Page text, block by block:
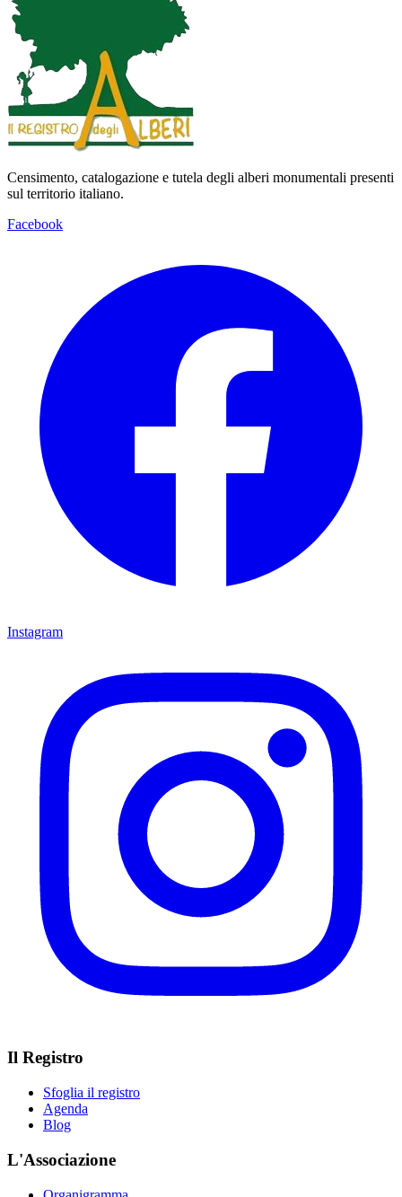
Censimento, catalogazione e tutela degli alberi monumentali presenti
sul territorio italiano.
Facebook
Instagram
Il Registro
Sfoglia il registro
Agenda
Blog
L'Associazione